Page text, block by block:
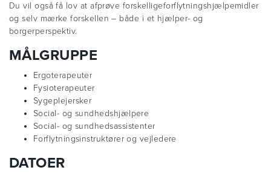
Du vil også få lov at afprøve forskelligeforflytningshjælpemidler
og selv mærke forskellen – både i et hjælper- og
borgerperspektiv.
MÅLGRUPPE
Ergoterapeuter
Fysioterapeuter
Sygeplejersker
Social- og sundhedshjælpere
Social- og sundhedsassistenter
Forflytningsinstruktører og vejledere
DATOER